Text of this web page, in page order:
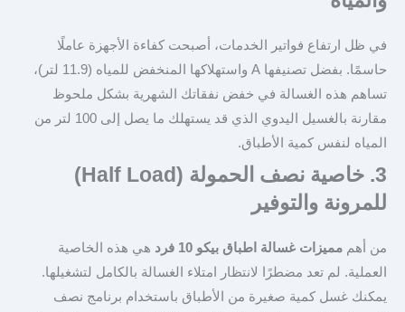
في ظل ارتفاع فواتير الخدمات، أصبحت كفاءة الأجهزة عاملًا
حاسمًا. بفضل تصنيفها A واستهلاكها المنخفض للمياه (11.9 لتر)،
تساهم هذه الغسالة في خفض نفقاتك الشهرية بشكل ملحوظ
مقارنة بالغسيل اليدوي الذي قد يستهلك ما يصل إلى 100 لتر من
المياه لنفس كمية الأطباق.
3. خاصية نصف الحمولة (Half Load)
للمرونة والتوفير
من أهم مميزات غسالة اطباق بيكو 10 فرد
هي هذه الخاصية
العملية. لم تعد مضطرًا لانتظار امتلاء الغسالة بالكامل لتشغيلها.
يمكنك غسل كمية صغيرة من الأطباق باستخدام برنامج نصف